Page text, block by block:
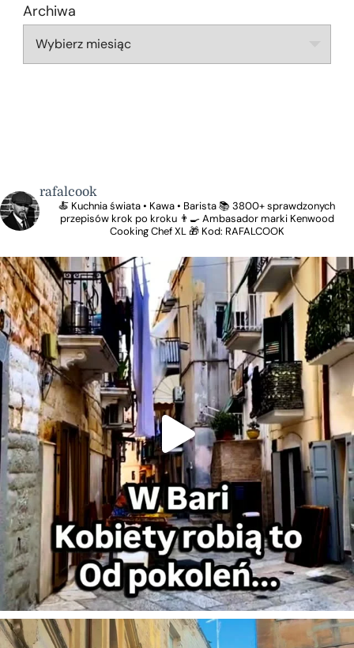
Archiwa
rafalcook
🍝 Kuchnia świata • Kawa • Barista📚 3800+ sprawdzonych
przepisów krok po kroku👨‍🍳 Ambasador marki Kenwood
Cooking Chef XL🎁 Kod: RAFALCOOK